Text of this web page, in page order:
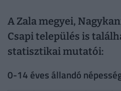
A Zala megyei,
Csapi település is
statisztikai mutatói:
0-14 éves állandó